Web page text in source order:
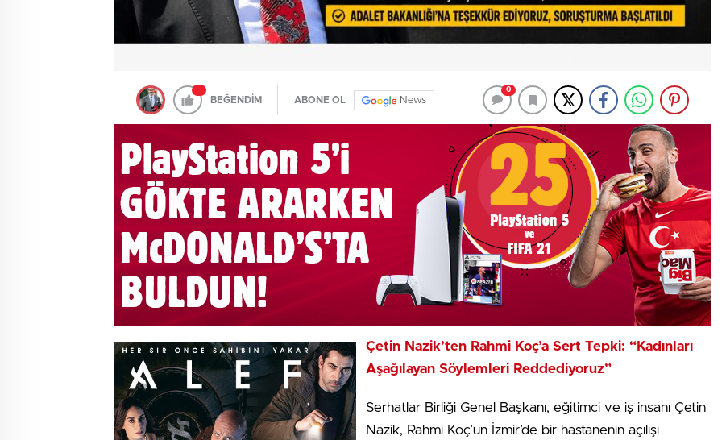
BEĞENDİM ABONE OL News
0
Çetin Nazik’ten Rahmi Koç’a Sert Tepki: “Kadınları
Aşağılayan Söylemleri Reddediyoruz”
Serhatlar Birliği Genel Başkanı, eğitimci ve iş insanı Çetin
Nazik, Rahmi Koç’un İzmir’de bir hastanenin açılışı